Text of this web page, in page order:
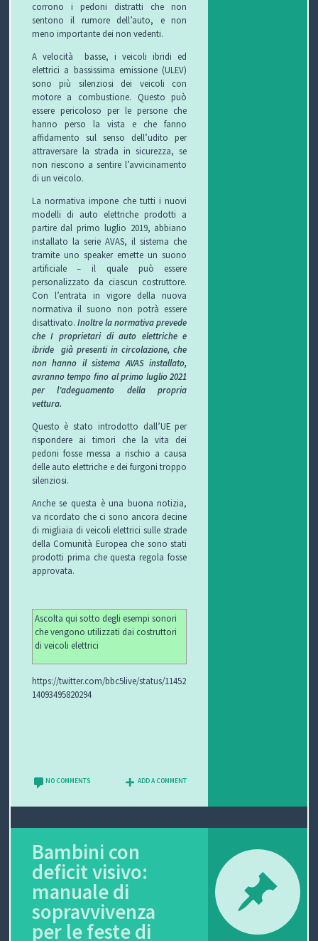
corrono i pedoni distratti che non
sentono il rumore dell’auto, e non
meno importante dei non vedenti.
A velocità basse, i veicoli ibridi ed
elettrici a bassissima emissione (ULEV)
sono più silenziosi dei veicoli con
motore a combustione. Questo può
essere pericoloso per le persone che
hanno perso la vista e che fanno
affidamento sul senso dell’udito per
attraversare la strada in sicurezza, se
non riescono a sentire l’avvicinamento
di un veicolo.
La normativa impone che tutti i nuovi
modelli di auto elettriche prodotti a
partire dal primo luglio 2019, abbiano
installato la serie AVAS, il sistema che
tramite uno speaker emette un suono
artificiale – il quale può essere
personalizzato da ciascun costruttore.
Con l’entrata in vigore della nuova
normativa il suono non potrà essere
disattivato. Inoltre la normativa prevede
che I proprietari di auto elettriche e
ibride già presenti in circolazione, che
non hanno il sistema AVAS installato,
avranno tempo fino al primo luglio 2021
per l’adeguamento della propria
vettura.
Questo è stato introdotto dall’UE per
rispondere ai timori che la vita dei
pedoni fosse messa a rischio a causa
delle auto elettriche e dei furgoni troppo
silenziosi.
Anche se questa è una buona notizia,
va ricordato che ci sono ancora decine
di migliaia di veicoli elettrici sulle strade
della Comunità Europea che sono stati
prodotti prima che questa regola fosse
approvata.
Ascolta qui sotto degli esempi sonori
che vengono utilizzati dai costruttori
di veicoli elettrici
https://twitter.com/bbc5live/status/11452
14093495820294
NO COMMENTS ADD A COMMENT
Bambini con
deficit visivo:
manuale di
sopravvivenza
per le feste di